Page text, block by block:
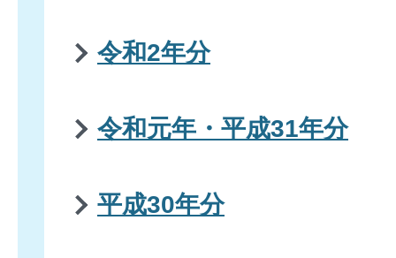
令和2年分
令和元年・平成31年分
平成30年分